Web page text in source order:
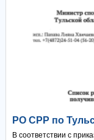
РО СРР по
В соответствии с